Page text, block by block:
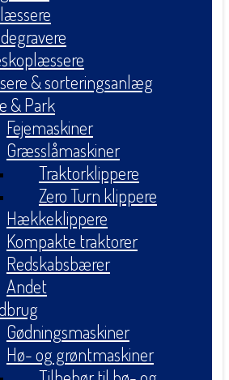
& sorteringsanlæg
& Park
Fejemaskiner
Græsslåmaskiner
Traktorklippere
Zero Turn klippere
Hækkeklippere
Kompakte traktorer
Redskabsbærer
Andet
Gødningsmaskiner
Hø- og grøntmaskiner